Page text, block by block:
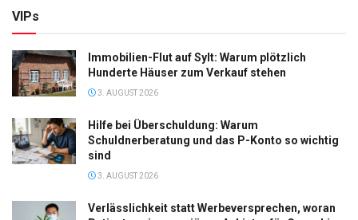
VIPs
Immobilien-Flut auf Sylt: Warum plötzlich
Hunderte Häuser zum Verkauf stehen
3. AUGUST 2026
Hilfe bei Überschuldung: Warum
Schuldnerberatung und das P-Konto so wichtig
sind
3. AUGUST 2026
Verlässlichkeit statt Werbeversprechen, woran